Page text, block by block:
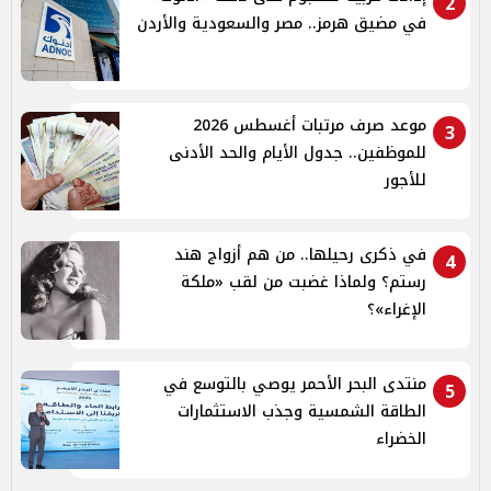
في مضيق هرمز.. مصر والسعودية والأردن
3
موعد صرف مرتبات أغسطس 2026
للموظفين.. جدول الأيام والحد الأدنى
للأجور
4
في ذكرى رحيلها.. من هم أزواج هند
رستم؟ ولماذا غضبت من لقب «ملكة
الإغراء»؟
5
منتدى البحر الأحمر يوصي بالتوسع في
الطاقة الشمسية وجذب الاستثمارات
الخضراء